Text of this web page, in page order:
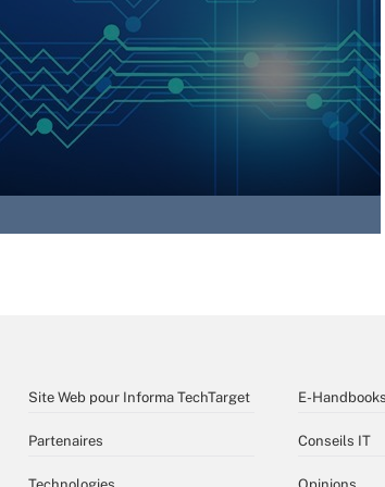
Site Web pour Informa TechTarget
Partenaires
E-
Conseils IT